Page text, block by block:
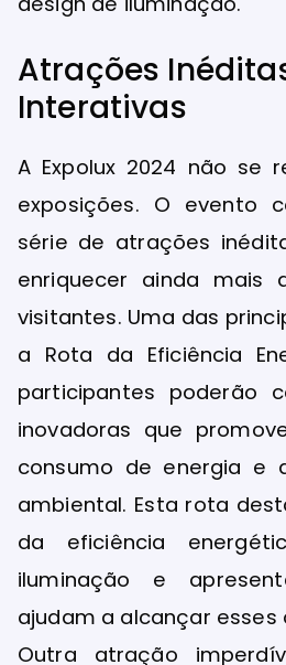
Atrações
Interativas
A Expolux 2024 não se
exposições. O evento
série de atrações
enriquecer ainda mais
visitantes. Uma das
a Rota da Eficiência
participantes poderão
inovadoras que
consumo de energia e
ambiental. Esta rota
da eficiência
iluminação e
ajudam a alcançar esses
Outra atração